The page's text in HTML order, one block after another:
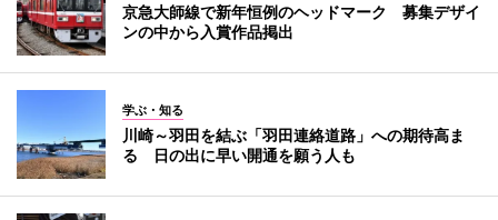
京急大師線で新年恒例のヘッドマーク 募集デザイ
ンの中から入賞作品掲出
学ぶ・知る
川崎～羽田を結ぶ「羽田連絡道路」への期待高ま
る 日の出に早い開通を願う人も